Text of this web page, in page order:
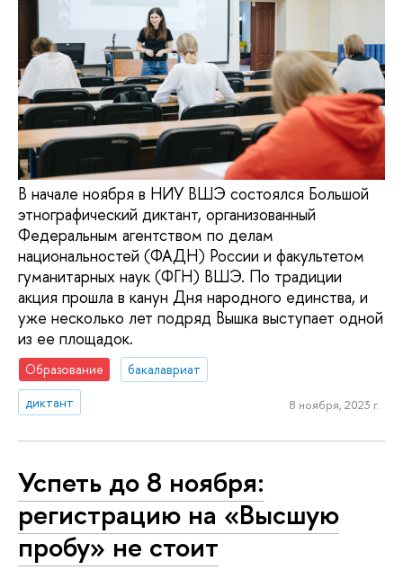
В начале ноября в НИУ ВШЭ состоялся Большой
этнографический диктант, организованный
Федеральным агентством по делам
национальностей (ФАДН) России и факультетом
гуманитарных наук (ФГН) ВШЭ. По традиции
акция прошла в канун Дня народного единства, и
уже несколько лет подряд Вышка выступает одной
из ее площадок.
Образование
бакалавриат
диктант
8 ноября, 2023 г.
Успеть до 8 ноября:
регистрацию на «Высшую
пробу» не стоит